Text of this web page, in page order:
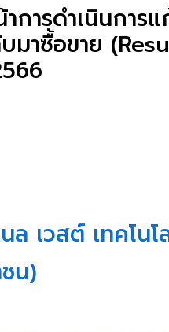
ารดำเนินการแ
าซื้อขาย
เวสต์ เทคโนโ
น)